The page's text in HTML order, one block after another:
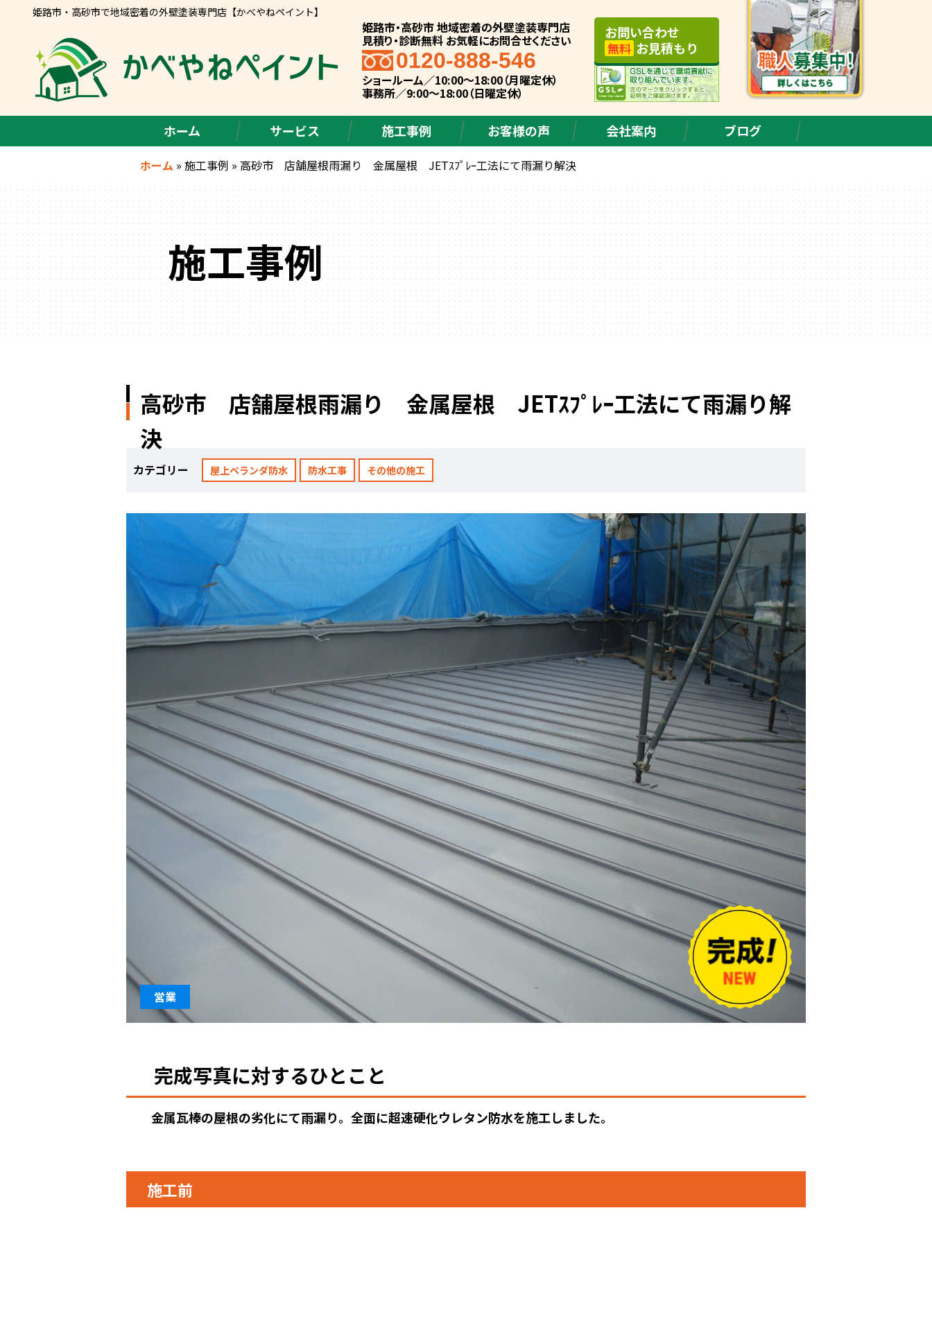
姫路市・高砂市で地域密着の外壁塗装専門店【かべやねペイント】
姫路市・高砂市 地域密着の外壁塗装専門店
見積り・診断無料 お気軽にお問合せください
0120-888-546
ショールーム／10:00～18:00（月曜定休）
事務所／9:00～18:00（日曜定休）
お問い合わせ
無料 お見積もり
ホーム サービス 施工事例 お客様の声 会社案内 ブログ
ホーム » 施工事例 » 高砂市 店舗屋根雨漏り 金属屋根 JETｽﾌﾟﾚｰ工法にて雨漏り解決
施工事例
高砂市 店舗屋根雨漏り 金属屋根 JETｽﾌﾟﾚｰ工法にて雨漏り解
決
カテゴリー 屋上ベランダ防水 防水工事 その他の施工
営業
完成写真に対するひとこと
金属瓦棒の屋根の劣化にて雨漏り。全面に超速硬化ウレタン防水を施工しました。
施工前